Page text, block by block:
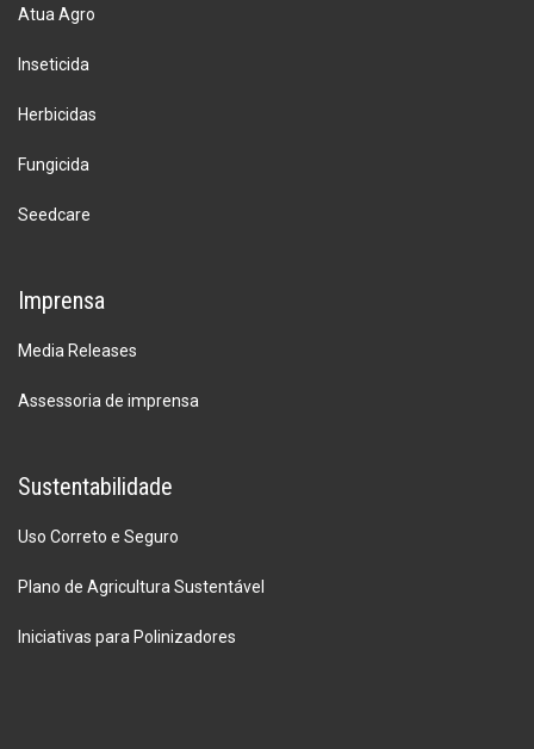
Atua Agro
Inseticida
Herbicidas
Fungicida
Seedcare
Imprensa
Media Releases
Assessoria de imprensa
Sustentabilidade
Uso Correto e Seguro
Plano de Agricultura Sustentável
Iniciativas para Polinizadores